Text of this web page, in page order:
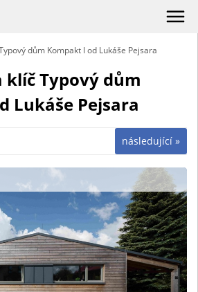
dům Kompakt I od Lukáše Pejsara
klíč Typový dům
Lukáše Pejsara
následující »